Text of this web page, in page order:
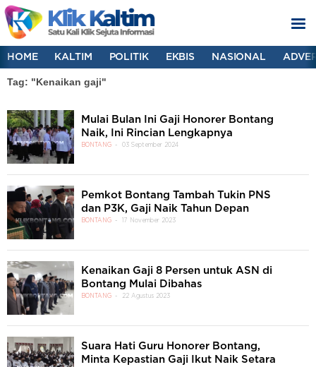
HOME KALTIM POLITIK EKBIS NASIONAL
Tag: "Kenaikan gaji"
Mulai Bulan Ini Gaji Honorer Bontang
Naik, Ini Rincian Lengkapnya
BONTANG 03 September 2024
Pemkot Bontang Tambah Tukin PNS
dan P3K, Gaji Naik Tahun Depan
BONTANG 17 November 2023
Kenaikan Gaji 8 Persen untuk ASN di
Bontang Mulai Dibahas
BONTANG 22 Agustus 2023
Suara Hati Guru Honorer Bontang,
Minta Kepastian Gaji Ikut Naik Setara